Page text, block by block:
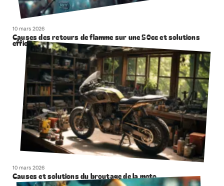
10 mars 2026
Causes des retours de flamme sur une 50cc et solutions
efficaces
10 mars 2026
Causes et solutions du broutage de la moto